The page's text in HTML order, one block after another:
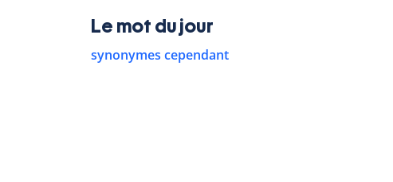
Le mot du jour
synonymes cependant